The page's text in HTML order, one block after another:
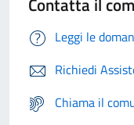
Leggi le
Richiedi
Chiama il